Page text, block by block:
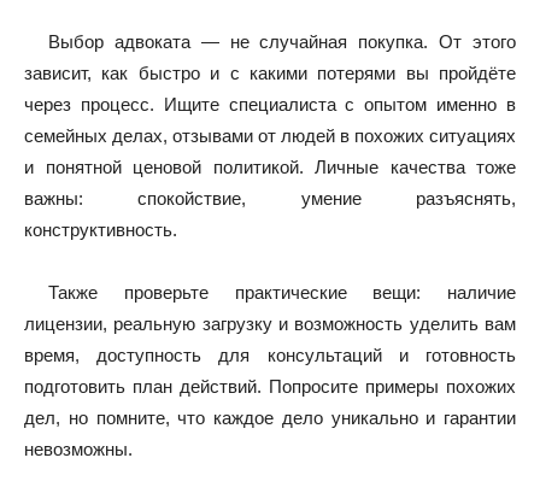
Выбор адвоката — не случайная покупка. От этого
зависит, как быстро и с какими потерями вы пройдёте
через процесс. Ищите специалиста с опытом именно в
семейных делах, отзывами от людей в похожих ситуациях
и понятной ценовой политикой. Личные качества тоже
важны: спокойствие, умение разъяснять,
конструктивность.
Также проверьте практические вещи: наличие
лицензии, реальную загрузку и возможность уделить вам
время, доступность для консультаций и готовность
подготовить план действий. Попросите примеры похожих
дел, но помните, что каждое дело уникально и гарантии
невозможны.